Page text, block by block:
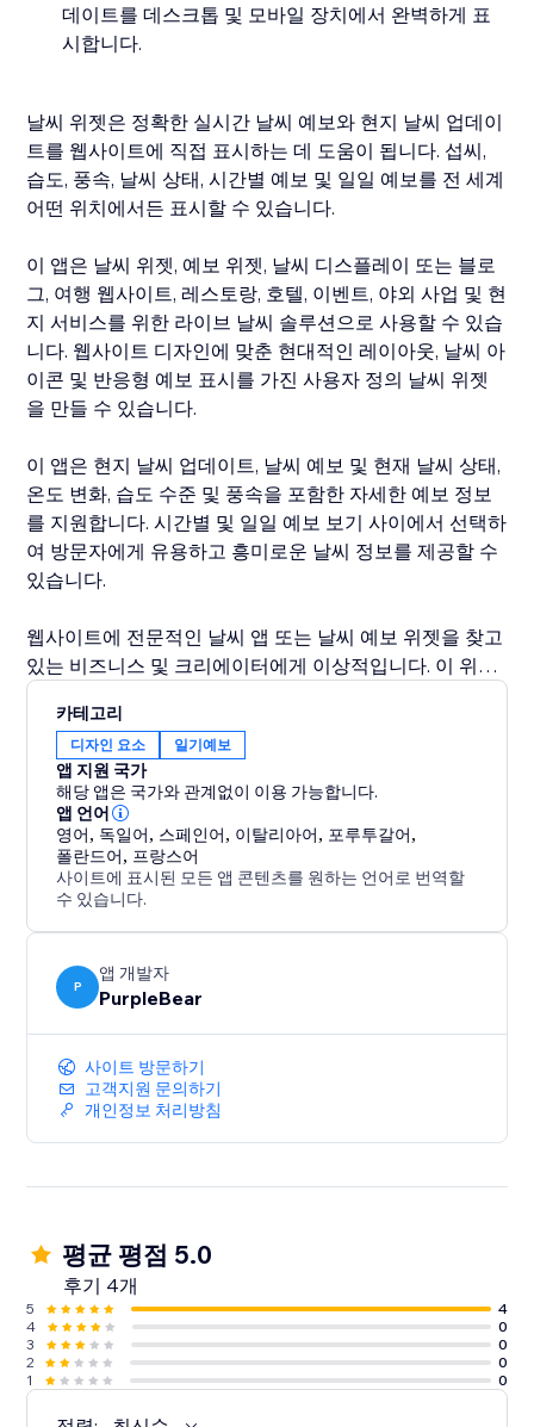
데이트를 데스크톱 및 모바일 장치에서 완벽하게 표
시합니다.
날씨 위젯은 정확한 실시간 날씨 예보와 현지 날씨 업데이
트를 웹사이트에 직접 표시하는 데 도움이 됩니다. 섭씨,
습도, 풍속, 날씨 상태, 시간별 예보 및 일일 예보를 전 세계
어떤 위치에서든 표시할 수 있습니다.
이 앱은 날씨 위젯, 예보 위젯, 날씨 디스플레이 또는 블로
그, 여행 웹사이트, 레스토랑, 호텔, 이벤트, 야외 사업 및 현
지 서비스를 위한 라이브 날씨 솔루션으로 사용할 수 있습
니다. 웹사이트 디자인에 맞춘 현대적인 레이아웃, 날씨 아
이콘 및 반응형 예보 표시를 가진 사용자 정의 날씨 위젯
을 만들 수 있습니다.
이 앱은 현지 날씨 업데이트, 날씨 예보 및 현재 날씨 상태,
온도 변화, 습도 수준 및 풍속을 포함한 자세한 예보 정보
를 지원합니다. 시간별 및 일일 예보 보기 사이에서 선택하
여 방문자에게 유용하고 흥미로운 날씨 정보를 제공할 수
있습니다.
웹사이트에 전문적인 날씨 앱 또는 날씨 예보 위젯을 찾고
있는 비즈니스 및 크리에이터에게 이상적입니다. 이 위젯
하며, 코딩이 필요하지 않습니다.
카테고리
디자인 요소 일기예보
앱 지원 국가
해당 앱은 국가와 관계없이 이용 가능합니다.
앱 언어
영어, 독일어, 스페인어, 이탈리아어, 포루투갈어,
폴란드어, 프랑스어
사이트에 표시된 모든 앱 콘텐츠를 원하는 언어로 번역할
수 있습니다.
P
앱 개발자
PurpleBear
사이트 방문하기
고객지원 문의하기
개인정보 처리방침
평균 평점 5.0
후기 4개
5
4
4
0
3
0
2
0
1
0